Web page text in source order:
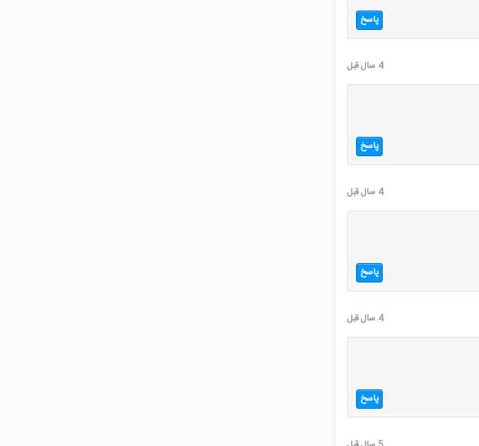
پاسخ
4 سال قبل
پاسخ
4 سال قبل
پاسخ
4 سال قبل
پاسخ